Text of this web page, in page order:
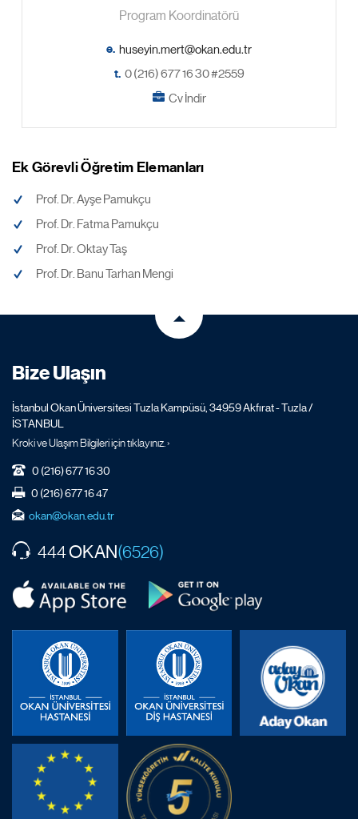
Program Koordinatörü
e.
t. 0 (216) 677 16 30 #2559
Cv İndir
Ek Görevli Öğretim Elemanları
Prof. Dr. Ayşe Pamukçu
Prof. Dr. Fatma Pamukçu
Prof. Dr. Oktay Taş
Prof. Dr. Banu Tarhan Mengi
Bize Ulaşın
İstanbul Okan Üniversitesi Tuzla Kampüsü, 34959 Akfırat - Tuzla /
İSTANBUL
Kroki ve Ulaşım Bilgileri için tıklayınız. ›
0 (216) 677 16 30
0 (216) 677 16 47
okan@okan.edu.tr
444OKAN(6526)